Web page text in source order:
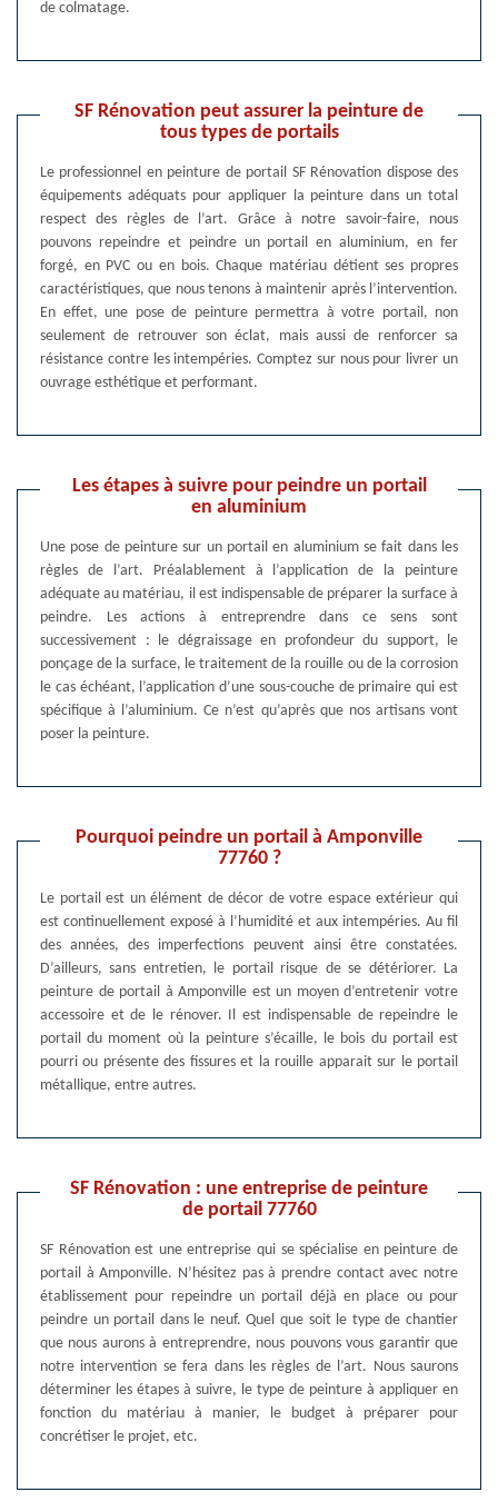
de colmatage.
SF Rénovation peut assurer la peinture de
tous types de portails
Le professionnel en peinture de portail SF Rénovation dispose des
équipements adéquats pour appliquer la peinture dans un total
respect des règles de l’art. Grâce à notre savoir-faire, nous
pouvons repeindre et peindre un portail en aluminium, en fer
forgé, en PVC ou en bois. Chaque matériau détient ses propres
caractéristiques, que nous tenons à maintenir après l’intervention.
En effet, une pose de peinture permettra à votre portail, non
seulement de retrouver son éclat, mais aussi de renforcer sa
résistance contre les intempéries. Comptez sur nous pour livrer un
ouvrage esthétique et performant.
Les étapes à suivre pour peindre un portail
en aluminium
Une pose de peinture sur un portail en aluminium se fait dans les
règles de l’art. Préalablement à l’application de la peinture
adéquate au matériau, il est indispensable de préparer la surface à
peindre. Les actions à entreprendre dans ce sens sont
successivement : le dégraissage en profondeur du support, le
ponçage de la surface, le traitement de la rouille ou de la corrosion
le cas échéant, l’application d’une sous-couche de primaire qui est
spécifique à l’aluminium. Ce n’est qu’après que nos artisans vont
poser la peinture.
Pourquoi peindre un portail à Amponville
77760 ?
Le portail est un élément de décor de votre espace extérieur qui
est continuellement exposé à l’humidité et aux intempéries. Au fil
des années, des imperfections peuvent ainsi être constatées.
D’ailleurs, sans entretien, le portail risque de se détériorer. La
peinture de portail à Amponville est un moyen d’entretenir votre
accessoire et de le rénover. Il est indispensable de repeindre le
portail du moment où la peinture s’écaille, le bois du portail est
pourri ou présente des fissures et la rouille apparait sur le portail
métallique, entre autres.
SF Rénovation : une entreprise de peinture
de portail 77760
SF Rénovation est une entreprise qui se spécialise en peinture de
portail à Amponville. N’hésitez pas à prendre contact avec notre
établissement pour repeindre un portail déjà en place ou pour
peindre un portail dans le neuf. Quel que soit le type de chantier
que nous aurons à entreprendre, nous pouvons vous garantir que
notre intervention se fera dans les règles de l’art. Nous saurons
déterminer les étapes à suivre, le type de peinture à appliquer en
fonction du matériau à manier, le budget à préparer pour
concrétiser le projet, etc.